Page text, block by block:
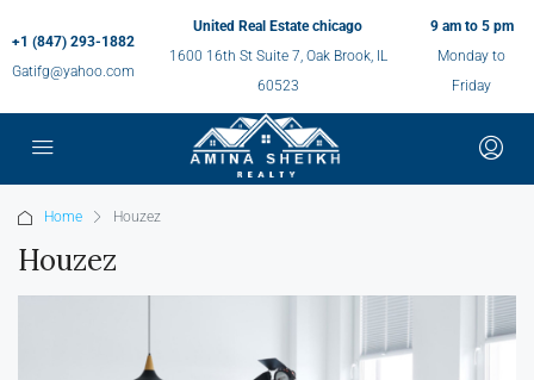
+1 (847) 293-1882
Gatifg@yahoo.com
United Real Estate chicago
1600 16th St Suite 7, Oak Brook, IL
60523
9 am to 5 pm
Monday to
Friday
Home Houzez
Houzez